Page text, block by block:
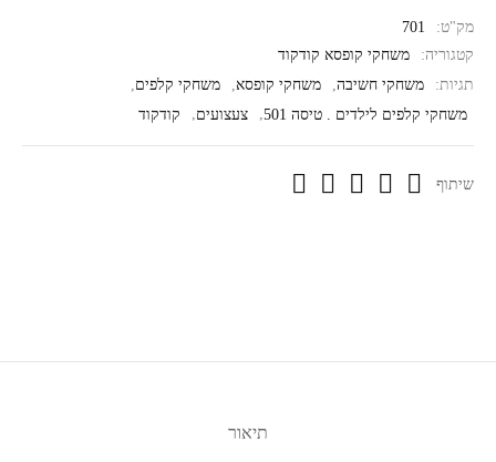
מק"ט:
701
קטגוריה:
משחקי קופסא קודקוד
תגיות:
משחקי חשיבה משחקי קופסא משחקי קלפים
משחקי קלפים לילדים . טיסה 501
, צעצועים, קודקוד
שיתוף
תיאור